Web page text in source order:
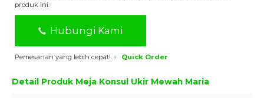
produk ini.
Hubungi Kami
Pemesanan yang lebih cepat! Quick Order
Detail Produk Meja Konsul Ukir Mewah Maria